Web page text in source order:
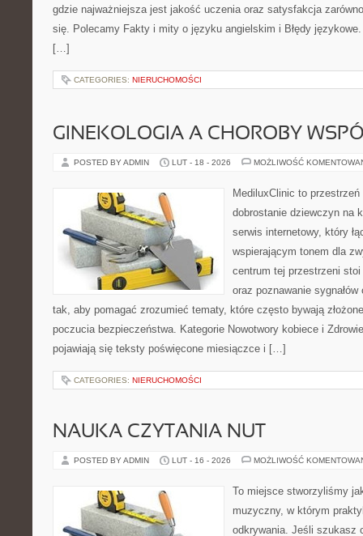
gdzie najważniejsza jest jakość uczenia oraz satysfakcja
się. Polecamy Fakty i mity o języku angielskim i Błędy
[…]
CATEGORIES: NIERUCHOMOŚCI
GINEKOLOGIA A CHOROBY
POSTED BY ADMIN LUT - 18 - 2026 MOŻLIWOŚĆ
MediluxClinic to
dobrostanie dziewczyn na
serwis internetowy, który
wspierającym tonem dla
centrum tej przestrzeni
oraz poznawanie
tak, aby pomagać zrozumieć tematy, które często bywają
poczucia bezpieczeństwa. Kategorie Nowotwory kobiece i
pojawiają się teksty poświęcone miesiączce i […]
CATEGORIES: NIERUCHOMOŚCI
NAUKA CZYTANIA NUT
POSTED BY ADMIN LUT - 16 - 2026 MOŻLIWOŚĆ
To miejsce stworzyliśmy
muzyczny, w którym
odkrywania. Jeśli szukasz